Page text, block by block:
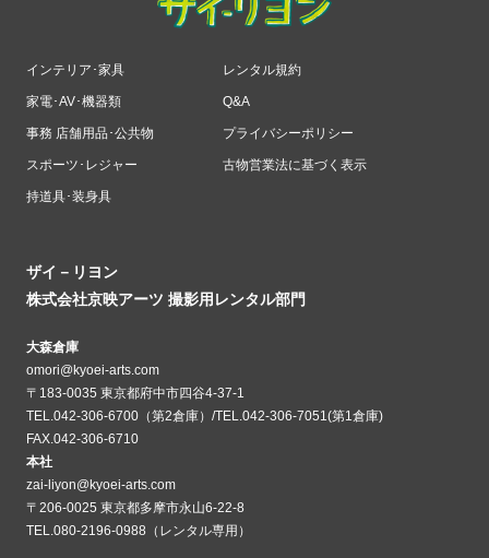
インテリア･家具
家電･AV･機器類
事務 店舗用品･公共物
スポーツ･レジャー
持道具･装身具
レンタル規約
Q&A
プライバシーポリシー
古物営業法に基づく表示
ザイ－リヨン
株式会社京映アーツ 撮影用レンタル部門
大森倉庫
omori@kyoei-arts.com
〒183-0035 東京都府中市四谷4-37-1
TEL.042-306-6700（第2倉庫）/TEL.042-306-7051(第1倉庫)
FAX.042-306-6710
本社
zai-liyon@kyoei-arts.com
〒206-0025 東京都多摩市永山6-22-8
TEL.080-2196-0988（レンタル専用）